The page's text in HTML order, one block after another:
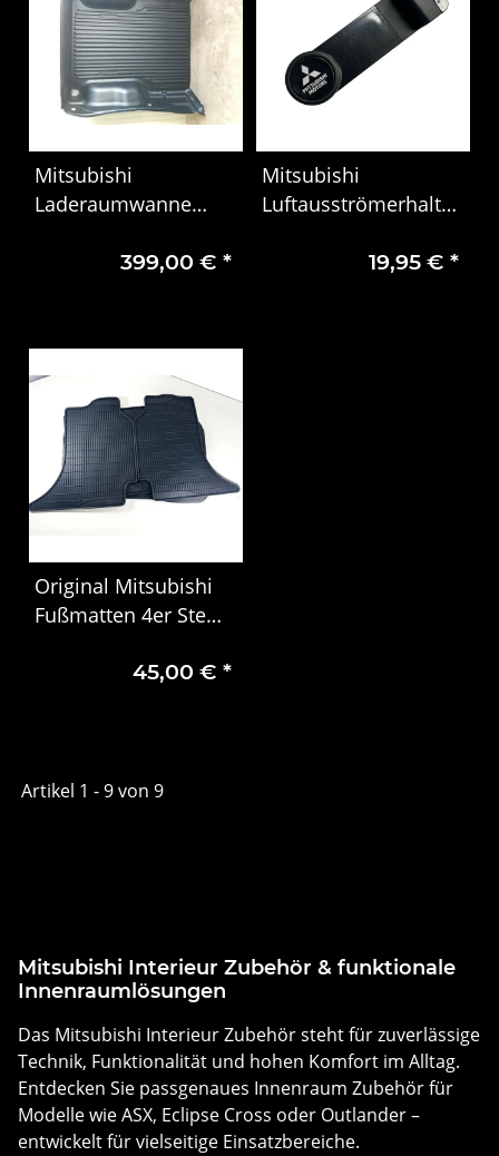
Mitsubishi
Laderaumwanne
399,00 € *
Mitsubishi
Luftausströmerhalter
19,95 €*
Original Mitsubishi
Fußmatten 4er Ste
Cap Club Cap45,00 € *
Artikel 1 - 9 von 9
Mitsubishi Interieur Zubehör & funktionale
Innenraumlösungen
Das Mitsubishi Interieur Zubehör steht für zuverlässige
Technik, Funktionalität und hohen Komfort im Alltag.
Entdecken Sie passgenaues Innenraum Zubehör für
Modelle wie ASX, Eclipse Cross oder Outlander –
entwickelt für vielseitige Einsatzbereiche.